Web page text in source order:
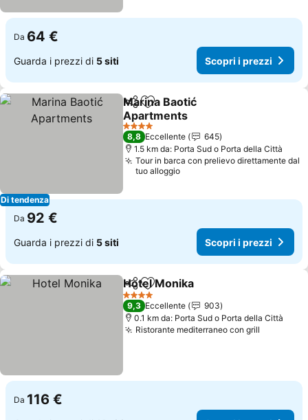
Da 64 €
Guarda i prezzi di 5 siti Scopri i prezzi
Di tendenza
CondividiAggiungi ai preferiti
Marina Baotić
Apartments
Scopri i prezzi
4 Stelle
8,8 Eccellente
645
1.5 km da: Porta Sud o Porta della Città
Tour in barca con prelievo direttamente dal
tuo alloggio
Da 92 €
Guarda i prezzi di 5 siti Scopri i prezzi
CondividiAggiungi ai preferiti
Hotel Monika
4 Stelle
9,3 Eccellente
903
0.1 km da: Porta Sud o Porta della Città
Ristorante mediterraneo con grill
Da 116 €